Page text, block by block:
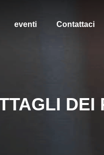
eventi Contattaci
DEI